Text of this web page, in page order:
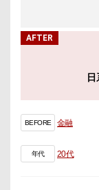
AFTER
BEFORE 金融
年代 20代